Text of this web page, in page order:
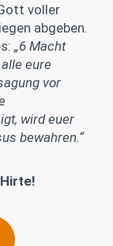
voller
abgeben.
„6 Macht
eure
vor
wird euer
bewahren.“